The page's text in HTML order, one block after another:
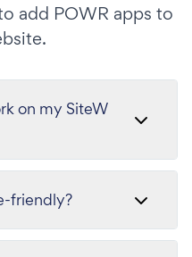
add POWR apps to
on my SiteW
friendly?